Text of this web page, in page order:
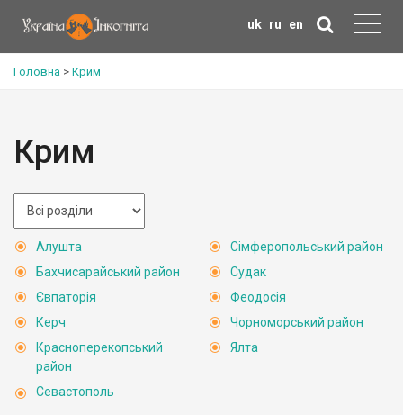
uk ru en
Головна > Крим
Крим
Алушта
Бахчисарайський район
Євпаторія
Керч
Красноперекопський
район
Севастополь
Сімферопольський район
Судак
Феодосія
Чорноморський район
Ялта